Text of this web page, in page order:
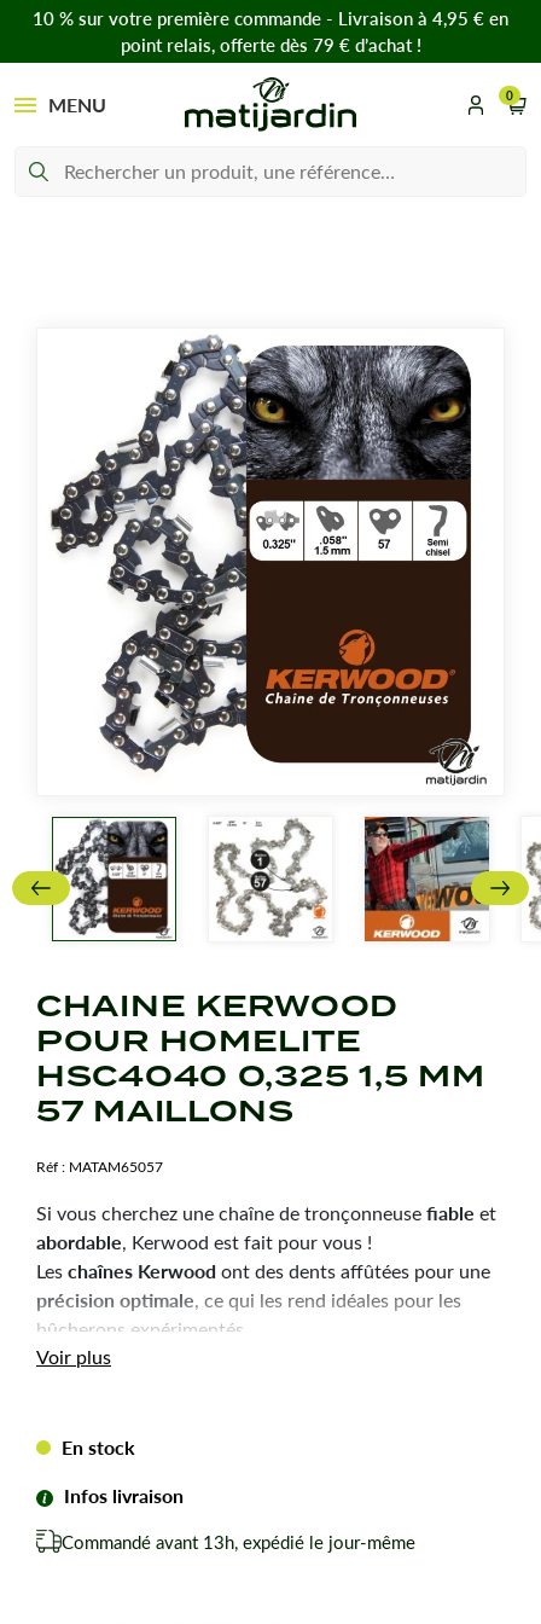
10 % sur votre première commande - Livraison à 4,95 € en
point relais, offerte dès 79 € d’achat !
MENU 0
CHAINE KERWOOD
POUR HOMELITE
HSC4040 0,325 1,5 MM
57 MAILLONS
Réf : MATAM65057
Si vous cherchez une chaîne de tronçonneusefiable et
abordable, Kerwood est fait pour vous !
Leschaînes Kerwoodont des dents affûtées pour une
précision optimale, ce qui les rend idéales pour les
bûcherons expérimentés.
Durabilité
Chaîne tronçonneuse Kerwood pour amateurs avertis
du bûcheronnage.
Pour HOMELITE HSC4040.
Voir plus
En stock
Infos livraison
Commandé avant 13h, expédié le jour-même